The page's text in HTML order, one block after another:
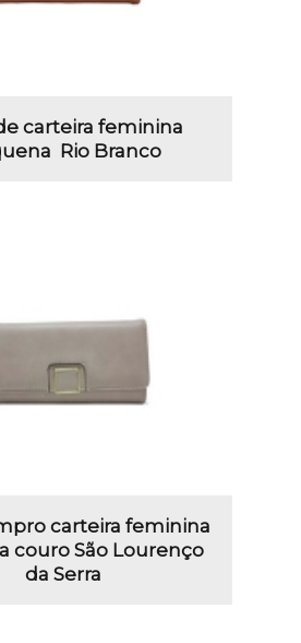
carteira feminina
Rio Branco
carteira feminina
couro São Lourenço
da Serra